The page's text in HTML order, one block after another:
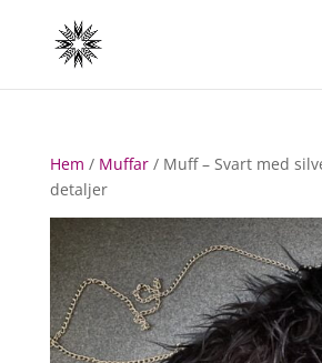
Hem / Muffar/ Muff – Svart med
detaljer